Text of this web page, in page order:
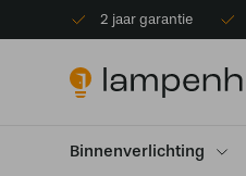
2 jaar garantie
Binnenverlichting